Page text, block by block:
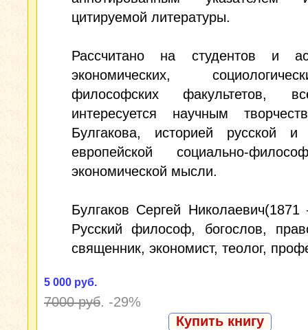
цитируемой литературы.
Рассчитано на студентов и
экономических,
философских факультетов,
интересуется научным
Булгакова, историей русской и
европейской социально-
экономической мысли.
Булгаков Сергей
Русский философ, богослов,
священник, экономист, теолог,
5 000 руб.
7000 руб. -29%
Купить книгу